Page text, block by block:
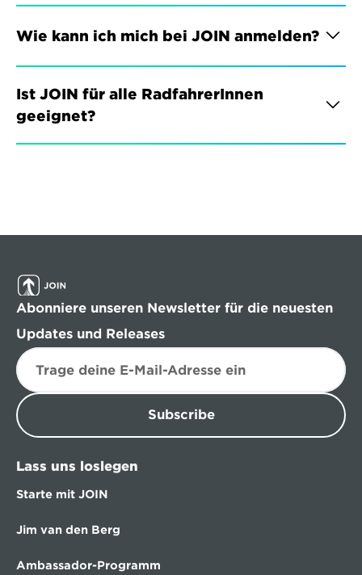
Wie kann ich mich bei JOIN anmelden?
Ist JOIN für alle RadfahrerInnen
geeignet?
Abonniere unseren Newsletter für die neuesten
Updates und Releases
Subscribe
Lass uns loslegen
Starte mit JOIN
Jim van den Berg
Ambassador-Programm